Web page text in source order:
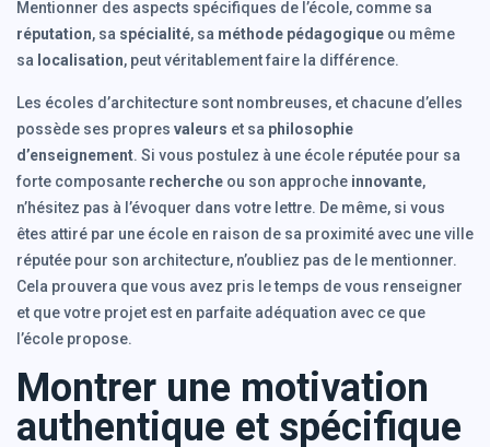
Mentionner des aspects spécifiques de l’école, comme sa
réputation, sa spécialité, sa méthode pédagogique ou même
sa localisation, peut véritablement faire la différence.
Les écoles d’architecture sont nombreuses, et chacune d’elles
possède ses propres valeurs et sa philosophie
d’enseignement. Si vous postulez à une école réputée pour sa
forte composante recherche ou son approche innovante,
n’hésitez pas à l’évoquer dans votre lettre. De même, si vous
êtes attiré par une école en raison de sa proximité avec une ville
réputée pour son architecture, n’oubliez pas de le mentionner.
Cela prouvera que vous avez pris le temps de vous renseigner
et que votre projet est en parfaite adéquation avec ce que
l’école propose.
Montrer une motivation
authentique et spécifique